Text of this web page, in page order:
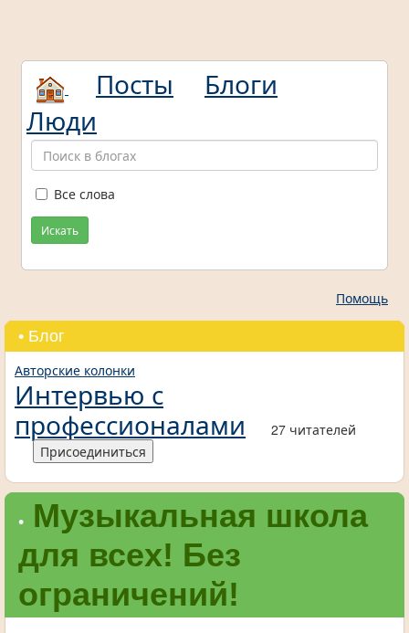
Посты
Блоги
Люди
Все слова
Искать
Помощь
• Блог
Авторские колонки
Интервью с
профессионалами
27 читателей
Присоединиться
• Музыкальная школа
для всех! Без
ограничений!